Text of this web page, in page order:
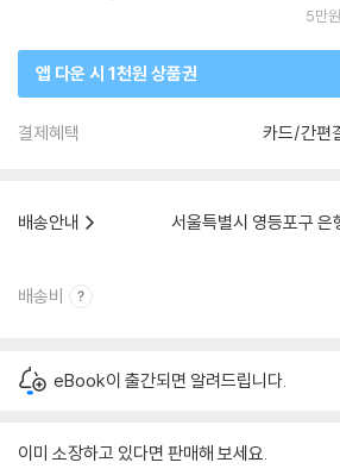
5만
앱 다운 시 1천원 상품권
결제혜택 카드/간편
배송안내
서울특별시 영등포구 은
배송비
eBook이 출간되면 알려드립니다.
이미 소장하고 있다면 판매해 보세요.